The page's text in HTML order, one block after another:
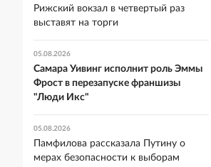
Рижский вокзал в четвертый раз
выставят на торги
05.08.2026
Самара Уивинг исполнит роль Эммы
Фрост в перезапуске франшизы
"Люди Икс"
05.08.2026
Памфилова рассказала Путину о
мерах безопасности к выборам